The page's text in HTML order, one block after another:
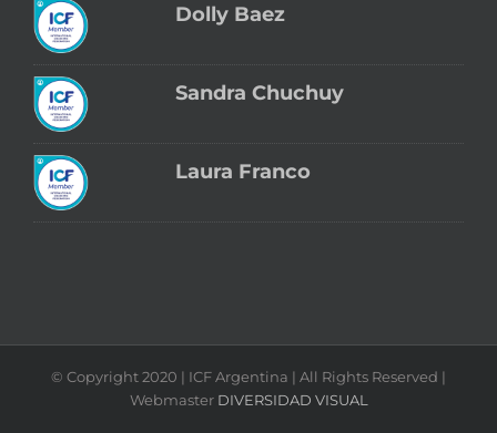
Dolly Baez
Sandra Chuchuy
Laura Franco
© Copyright 2020 | ICF Argentina | All Rights Reserved |
Webmaster DIVERSIDAD VISUAL